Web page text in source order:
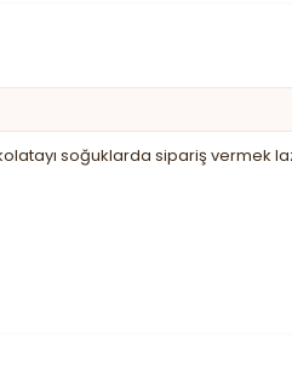
soğuklarda sipariş vermek